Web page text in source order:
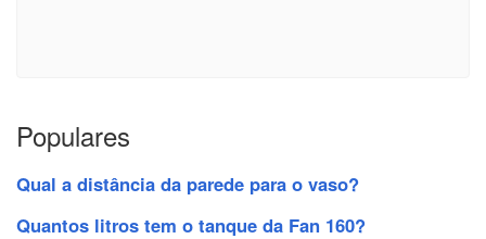
Populares
Qual a distância da parede para o vaso?
Quantos litros tem o tanque da Fan 160?